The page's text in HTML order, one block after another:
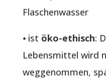
Flaschenwasser
⦁ ist öko-ethisch:
Lebensmittel wird
weggenommen,